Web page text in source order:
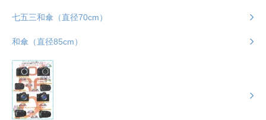
七五三和傘（直径70cm）
和傘（直径85cm）